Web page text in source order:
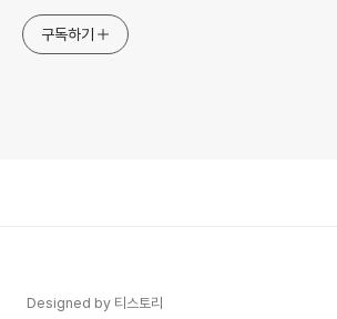
구독하기
Designed by 티스토리